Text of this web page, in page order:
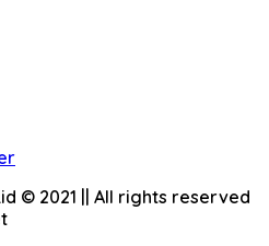
© 2021 || All rights reserved